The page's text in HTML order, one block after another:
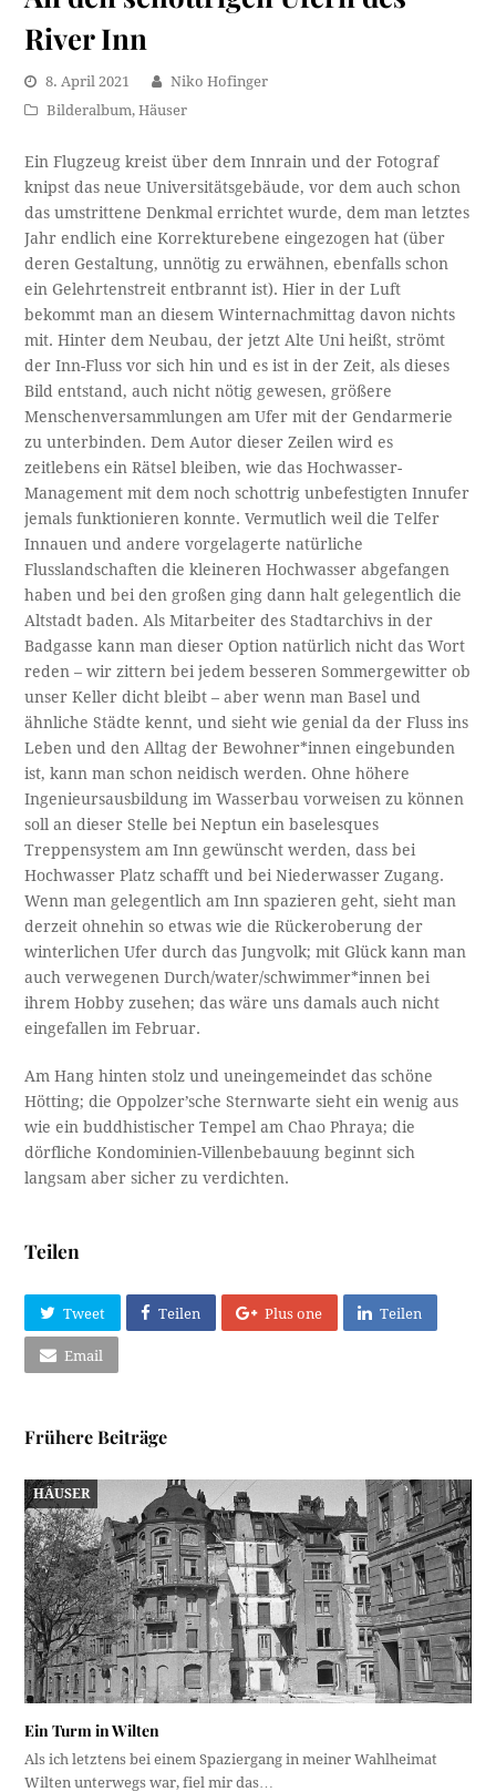
River Inn
8. April 2021
Niko Hofinger
Bilderalbum,Häuser
Ein Flugzeug kreist über dem Innrain und der Fotograf
knipst das neue Universitätsgebäude, vor dem auch schon
das umstrittene Denkmal errichtet wurde, dem man letztes
Jahr endlich eine Korrekturebene eingezogen hat (über
deren Gestaltung, unnötig zu erwähnen, ebenfalls schon
ein Gelehrtenstreit entbrannt ist). Hier in der Luft
bekommt man an diesem Winternachmittag davon nichts
mit. Hinter dem Neubau, der jetzt Alte Uni heißt, strömt
der Inn-Fluss vor sich hin und es ist in der Zeit, als dieses
Bild entstand, auch nicht nötig gewesen, größere
Menschenversammlungen am Ufer mit der Gendarmerie
zu unterbinden. Dem Autor dieser Zeilen wird es
zeitlebens ein Rätsel bleiben, wie das Hochwasser-
Management mit dem noch schottrig unbefestigten Innufer
jemals funktionieren konnte. Vermutlich weil die Telfer
Innauen und andere vorgelagerte natürliche
Flusslandschaften die kleineren Hochwasser abgefangen
haben und bei den großen ging dann halt gelegentlich die
Altstadt baden. Als Mitarbeiter des Stadtarchivs in der
Badgasse kann man dieser Option natürlich nicht das Wort
reden – wir zittern bei jedem besseren Sommergewitter ob
unser Keller dicht bleibt – aber wenn man Basel und
ähnliche Städte kennt, und sieht wie genial da der Fluss ins
Leben und den Alltag der Bewohner*innen eingebunden
ist, kann man schon neidisch werden. Ohne höhere
Ingenieursausbildung im Wasserbau vorweisen zu können
soll an dieser Stelle bei Neptun ein baselesques
Treppensystem am Inn gewünscht werden, dass bei
Hochwasser Platz schafft und bei Niederwasser Zugang.
Wenn man gelegentlich am Inn spazieren geht, sieht man
derzeit ohnehin so etwas wie die Rückeroberung der
winterlichen Ufer durch das Jungvolk; mit Glück kann man
auch verwegenen Durch/water/schwimmer*innen bei
ihrem Hobby zusehen; das wäre uns damals auch nicht
eingefallen im Februar.
Am Hang hinten stolz und uneingemeindet das schöne
Hötting; die Oppolzer’sche Sternwarte sieht ein wenig aus
wie ein buddhistischer Tempel am Chao Phraya; die
dörfliche Kondominien-Villenbebauung beginnt sich
langsam aber sicher zu verdichten.
Teilen
Tweet Teilen Plus one Teilen
Email
Frühere Beiträge
HÄUSER
Ein Turm in Wilten
Als ich letztens bei einem Spaziergang in meiner Wahlheimat
Wilten unterwegs war, fiel mir das…